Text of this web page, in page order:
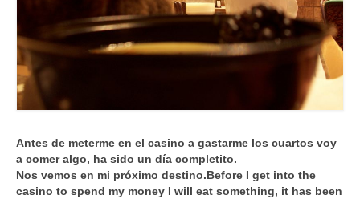
Antes de meterme en el casino a gastarme los cuartos voy
a comer algo, ha sido un día completito.
Nos vemos en mi próximo destino.Before I get into the
casino to spend my money I will eat something, it has been